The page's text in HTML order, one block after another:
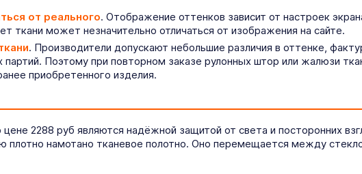
от реального. Отображение оттенков зависит от настроек
ткани может незначительно отличаться от изображения на сайте.
. Производители допускают небольшие различия в оттенке,
партий. Поэтому при повторном заказе рулонных штор или жалюзи
приобретенного изделия.
2288 руб являются надёжной защитой от света и посторонних
плотно намотано тканевое полотно. Оно перемещается между